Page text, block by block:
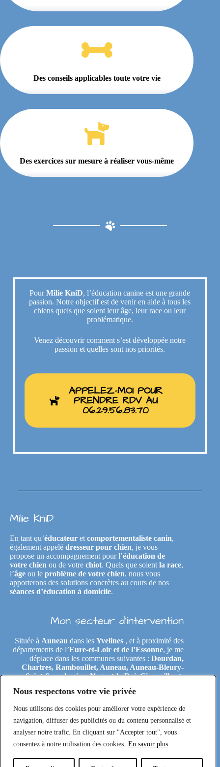
Nous respectons votre vie privée
Nous utilisons des cookies pour améliorer votre expérience de
navigation, diffuser des publicités ou du contenu personnalisé et
analyser notre trafic. En cliquant sur "Accepter tout", vous
consentez à notre utilisation des cookies. En savoir plus
Des conseils applicables toute votre vie
Des exercices sur mesure à réaliser vous-même
PourMilie KniD, l’éducation canine est une grande
passion. Notre objectif est de venir en aide à tous les
chiens quels que soient leur âge, leur race ou leur
problématique.
Venez découvrir comment s’est développée notre
passion et quelles sont nos priorités.
APPELEZ-MOI POUR
PRENDRE RDV AU
06.29.56.83.70
Milie KniD
En tant qu’éducateur et comportementaliste canin,
également appelé dresseur pour chien, je vous
propose un accompagnement pour l’éducation de
votre chien ou de votre chiot. Quels que soient la race,
l’âge ou le problème de votre chien, nous vous
apporterons des solutions concrètes au cours de nos
séances d’éducation à domicile.
Mon secteur d’intervention
Située à Auneau dans lesYvelines , et à proximité des
départements de l’Eure-et-Loir et de l’Essonne, je me
déplace dans les communes suivantes :Dourdan,
Chartres, Rambouillet, Auneau, Auneau-Bleury-
Saint-Symphorien, Nogent-le-Roi, Gironville-et-
Maintenon, Épernon, Le Perray-en-Yvelines,
Saint-Arnoult-en-Yvelines, Étréchy, Morigny-
Champigny, Saclas, Toury, Eole-en-Beauce, Les
Villages-Vovéens, Gallardon, Ouarville, Béville-le-
Comte, Sainville, Pussay, Ablis
Copyright © 2026 Milie KniD | Propulsé par SR Digital